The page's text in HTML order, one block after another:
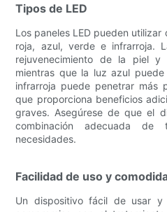
Tipos de LED
Los paneles LED pueden
roja, azul, verde e infrarroja.
rejuvenecimiento de la piel y
mientras que la luz azul
infrarroja puede penetrar más
que proporciona beneficios
graves. Asegúrese de que el
combinación adecuada
necesidades.
Facilidad de uso y
Un dispositivo fácil de usar y